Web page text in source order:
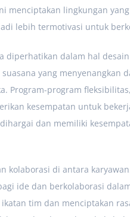
menciptakan lingkungan
lebih termotivasi untuk
diperhatikan dalam hal
yang menyenangkan
Program-program
kesempatan untuk
dan memiliki
kolaborasi di antara
ide dan berkolaborasi
tim dan menciptakan